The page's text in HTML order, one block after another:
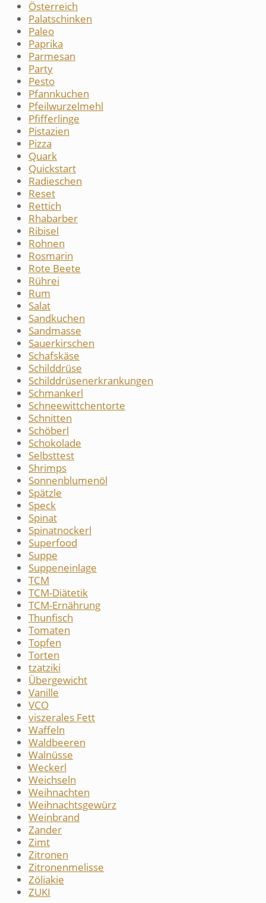
Österreich
Palatschinken
Paleo
Paprika
Parmesan
Party
Pesto
Pfannkuchen
Pfeilwurzelmehl
Pfifferlinge
Pistazien
Pizza
Quark
Quickstart
Radieschen
Reset
Rettich
Rhabarber
Ribisel
Rohnen
Rosmarin
Rote Beete
Rührei
Rum
Salat
Sandkuchen
Sandmasse
Sauerkirschen
Schafskäse
Schilddrüse
Schilddrüsenerkrankungen
Schmankerl
Schneewittchentorte
Schnitten
Schöberl
Schokolade
Selbsttest
Shrimps
Sonnenblumenöl
Spätzle
Speck
Spinat
Spinatnockerl
Superfood
Suppe
Suppeneinlage
TCM
TCM-Diätetik
TCM-Ernährung
Thunfisch
Tomaten
Topfen
Torten
tzatziki
Übergewicht
Vanille
VCO
viszerales Fett
Waffeln
Waldbeeren
Walnüsse
Weckerl
Weichseln
Weihnachten
Weihnachtsgewürz
Weinbrand
Zander
Zimt
Zitronen
Zitronenmelisse
Zöliakie
ZUKI